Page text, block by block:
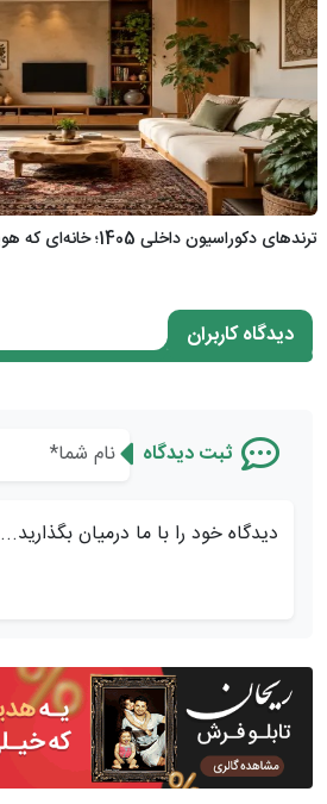
ترندهای دکوراسیون داخلی 1405؛ خانه‌ای که هویت دارد
دیدگاه کاربران
ثبت دیدگاه
دیدگاه خود را با ما درمیان بگذارید...